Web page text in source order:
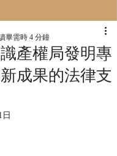
產權局發明專
成果的法律支
畢需時 4 分鐘